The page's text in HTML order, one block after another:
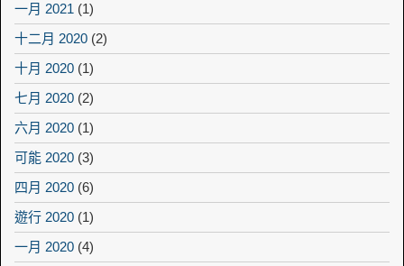
一月 2021 (1)
十二月 2020 (2)
十月 2020 (1)
七月 2020 (2)
六月 2020 (1)
可能 2020 (3)
四月 2020 (6)
遊行 2020 (1)
一月 2020 (4)